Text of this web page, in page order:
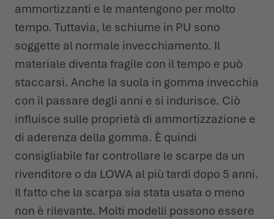
ammortizzanti e le mantengono per molto
tempo. Tuttavia, le schiume in PU sono
soggette al normale invecchiamento. Il
materiale diventa fragile con il tempo e può
staccarsi. Anche la suola in gomma invecchia
con il passare degli anni e si indurisce. Ciò
influisce sulle proprietà di ammortizzazione e
di aderenza della gomma. È quindi
consigliabile far controllare le scarpe da un
rivenditore o da LOWA al più tardi dopo 5 anni.
Il fatto che la scarpa sia stata usata o meno
non è rilevante. Molti modelli possono essere